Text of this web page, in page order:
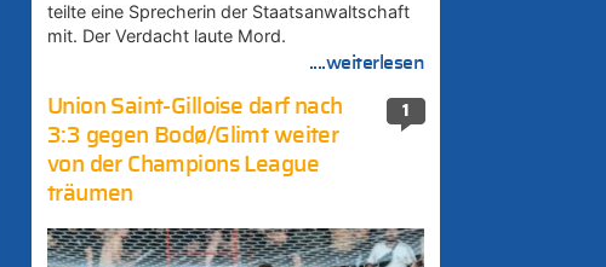
teilte eine Sprecherin der Staatsanwaltschaft
mit. Der Verdacht laute Mord.
....weiterlesen
1
Union Saint-Gilloise darf nach
3:3 gegen Bodø/Glimt weiter
von der Champions League
träumen